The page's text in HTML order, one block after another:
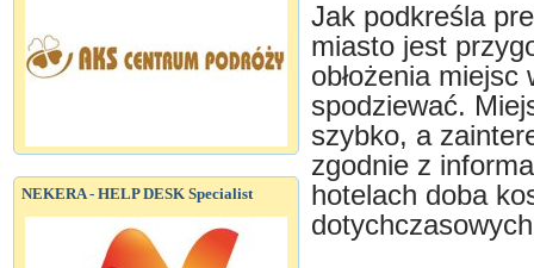
NEKERA - HELP DESK Specialist
Jak podkreśla
miasto jest
obłożenia miejsc
spodziewać.
szybko, a
zgodnie z
hotelach doba